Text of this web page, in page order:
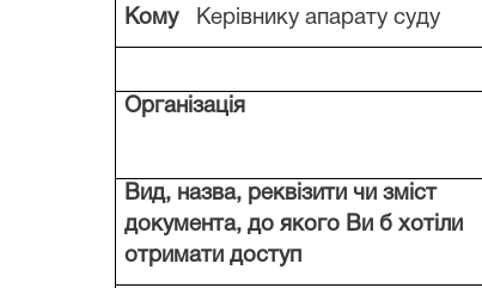
Кому Керівнику апарату суду
Організація
Вид, назва, реквізити чи зміст
документа, до якого Ви б хотіли
отримати доступ